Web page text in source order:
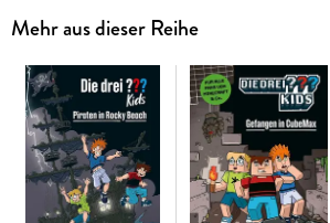
wird ihnen klarer, was hier los ist.
Mehr aus dieser Reihe